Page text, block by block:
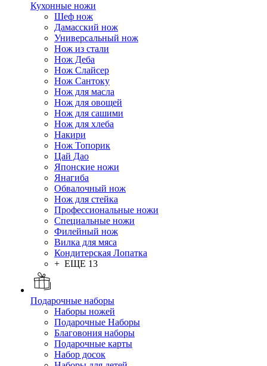
Кухонные ножи
Шеф нож
Дамасский нож
Универсальный нож
Нож из стали
Нож Деба
Нож Слайсер
Нож Сантоку
Нож для масла
Нож для овощей
Нож для сашими
Нож для хлеба
Накири
Нож Топорик
Цай Дао
Японские ножи
Янагиба
Обвалочный нож
Нож для стейка
Профессиональные ножи
Специальные ножи
Филейный нож
Вилка для мяса
Кондитерская Лопатка
+ ЕЩЕ 13
Подарочные наборы
Наборы ножей
Подарочные Наборы
Благовония наборы
Подарочные карты
Набор досок